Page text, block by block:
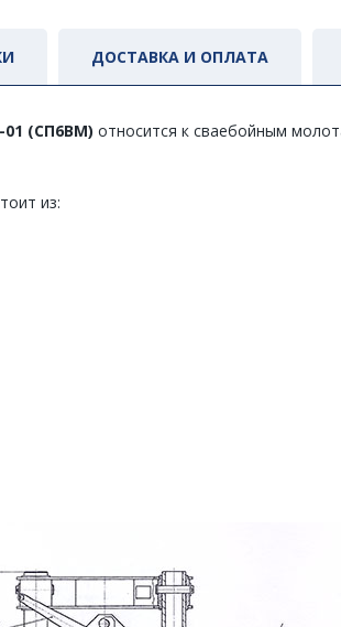
ДОСТАВКА И ОПЛАТА
(СП6ВМ) относится к сваебойным
из: